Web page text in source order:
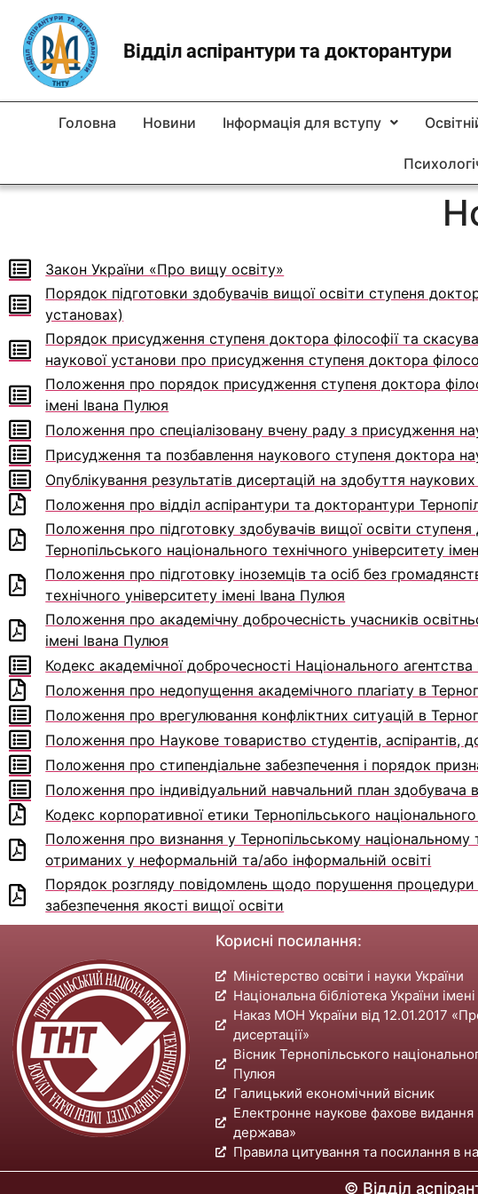
Відділ аспірантури та докторантури
Головна Новини Інформація для вступу
Закон України «Про вищу освіту»
Порядок підготовки здобувачів вищої освіти ступеня
установах)
Порядок присудження ступеня доктора філософії та
наукової установи про присудження ступеня доктора
Положення про порядок присудження ступеня доктора
імені Івана Пулюя
Положення про спеціалізовану вчену раду з присудження
Присудження та позбавлення наукового ступеня доктора
Опублікування результатів дисертацій на здобуття
Положення про відділ аспірантури та докторантури
Положення про підготовку здобувачів вищої освіти
Тернопільського національного технічного університету
Положення про підготовку іноземців та осіб без
технічного університету імені Івана Пулюя
Положення про академічну доброчесність учасників
імені Івана Пулюя
Кодекс академічної доброчесності Національного агентства
Положення про недопущення академічного плагіату в
Положення про врегулювання конфліктних ситуацій в
Положення про Наукове товариство студентів, аспірантів,
Положення про стипендіальне забезпечення і порядок
Положення про індивідуальний навчальний план здобувача
Кодекс корпоративної етики Тернопільського
Положення про визнання у Тернопільському національному
отриманих у неформальній та/або інформальній освіті
Порядок розгляду повідомлень щодо порушення процедури
забезпечення якості вищої освіти
Корисні посилання:
Міністерство освіти і науки України
Національна бібліотека України
Наказ МОН України від 12.01.2017
дисертації»
Вісник Тернопільського
Пулюя
Галицький економічний вісник
Електронне наукове фахове
держава»
Правила цитування та посилання в
© Відділ